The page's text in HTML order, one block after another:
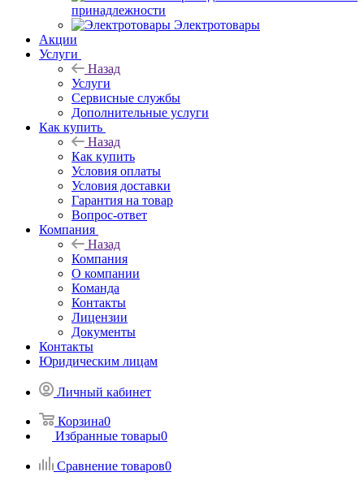
принадлежности
Электротовары
Акции
Услуги
Назад
Услуги
Сервисные службы
Дополнительные услуги
Как купить
Назад
Как купить
Условия оплаты
Условия доставки
Гарантия на товар
Вопрос-ответ
Компания
Назад
Компания
О компании
Команда
Контакты
Лицензии
Документы
Контакты
Юридическим лицам
Личный кабинет
Корзина0
Избранные товары0
Сравнение товаров0